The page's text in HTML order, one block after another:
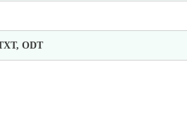
ODT